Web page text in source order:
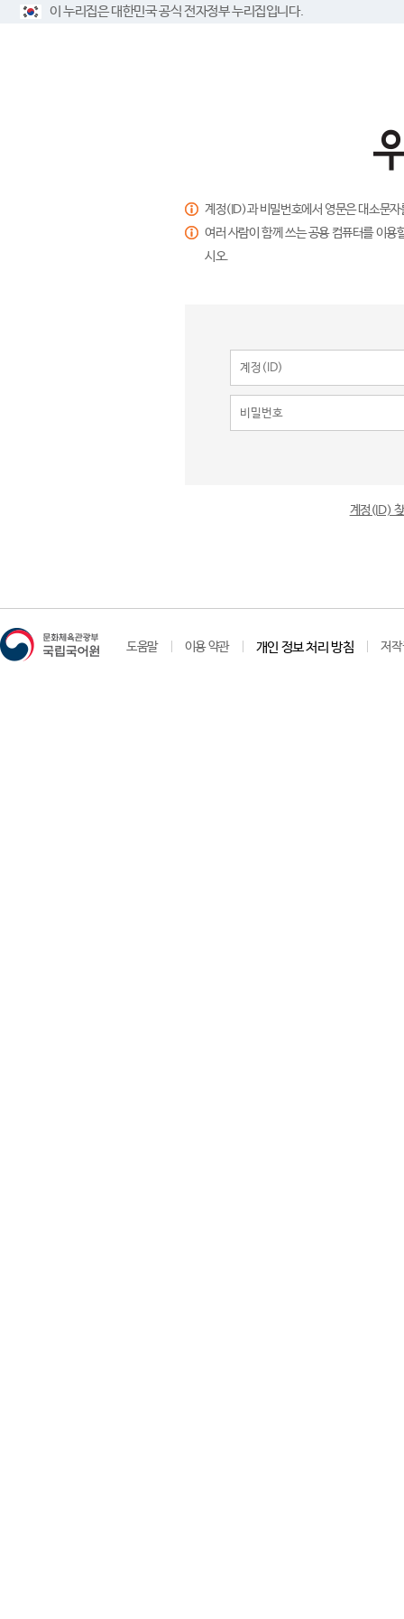
이 누리집은 대한민국 공식 전자정부 누리집입니다.
계정(ID)과 비밀번호에서 영문은 대소문
여러 사람이 함께 쓰는 공용 컴퓨터를 이
시오.
계정(ID)
도움말 이용 약관 개인 정보 처리 방침 저